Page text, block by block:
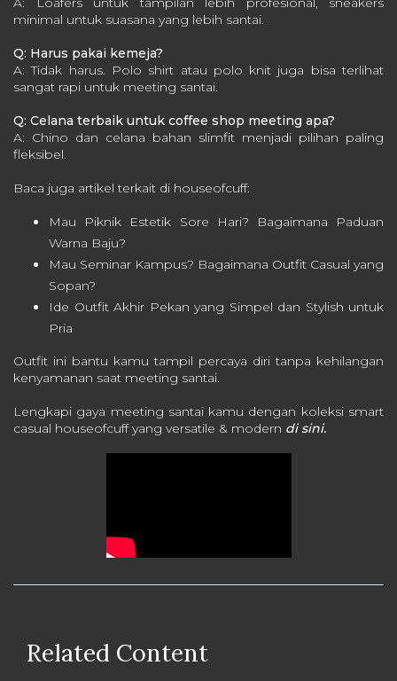
minimal untuk suasana yang lebih santai.
Q: Harus pakai kemeja?
A: Tidak harus. Polo shirt atau polo knit juga bisa terlihat
sangat rapi untuk meeting santai.
Q: Celana terbaik untuk coffee shop meeting apa?
A: Chino dan celana bahan slimfit menjadi pilihan paling
fleksibel.
Baca juga artikel terkait di houseofcuff:
Mau Piknik Estetik Sore Hari? Bagaimana Paduan
Warna Baju?
Mau Seminar Kampus? Bagaimana Outfit Casual yang
Sopan?
Ide Outfit Akhir Pekan yang Simpel dan Stylish untuk
Pria
Outfit ini bantu kamu tampil percaya diri tanpa kehilangan
kenyamanan saat meeting santai.
Lengkapi gaya meeting santai kamu dengan koleksi smart
casual houseofcuff yang versatile & modern di sini.
Related Content